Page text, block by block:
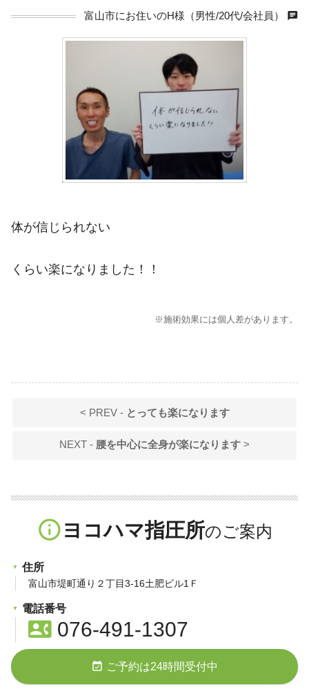
富山市にお住いのH様（男性/20代/会社員） chat
体が信じられない
くらい楽になりました！！
※施術効果には個人差があります。
< PREV - とっても楽になります
NEXT - 腰を中心に全身が楽になります >
info_outlineヨコハマ指圧所
住所
富山市堤町通り２丁目3-16土肥ビル1Ｆ
電話番号
contact_phone076-491-1307
event_available ご予約は24時間受付中